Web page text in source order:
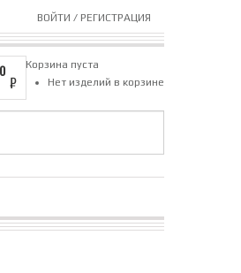
ВОЙТИ / РЕГИСТРАЦИЯ
0
₽
Корзина пуста
Нет изделий в корзине